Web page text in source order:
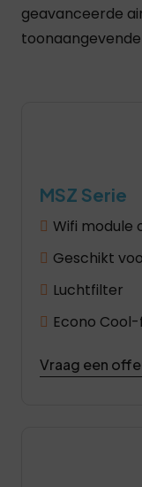
geavanceerde
MSZ Serie
Wifi module
Geschikt
Luchtfilter
Econo
Vraag een